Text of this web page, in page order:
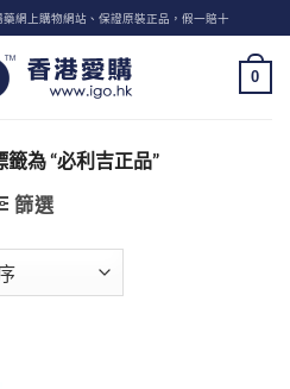
網上購物網站、保證原裝正品，假一賠十
0
籤為 “必利吉正品”
篩選